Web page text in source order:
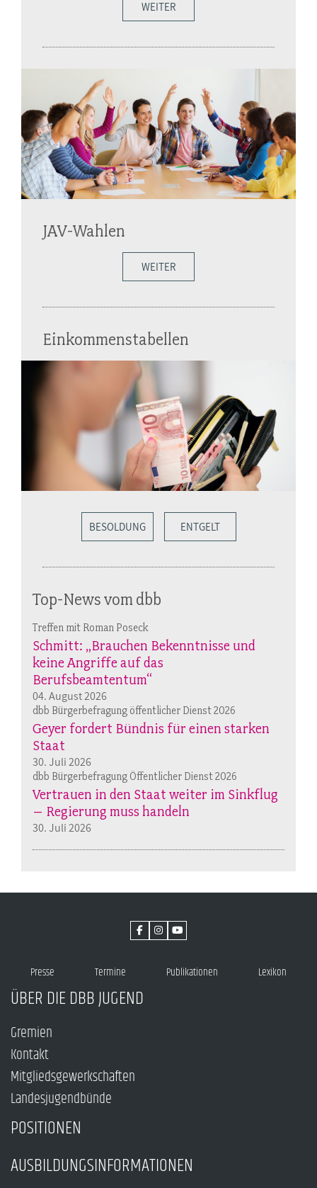
WEITER
JAV-Wahlen
WEITER
Einkommenstabellen
BESOLDUNG ENTGELT
Top-News vom dbb
Treffen mit Roman Poseck
Schmitt: „Brauchen Bekenntnisse und
keine Angriffe auf das
Berufsbeamtentum“
04. August 2026
dbb Bürgerbefragung öffentlicher Dienst 2026
Geyer fordert Bündnis für einen starken
Staat
30. Juli 2026
dbb Bürgerbefragung Öffentlicher Dienst 2026
Vertrauen in den Staat weiter im Sinkflug
– Regierung muss handeln
30. Juli 2026
Presse Termine Publikationen Lexikon
ÜBER DIE DBB JUGEND
Gremien
Kontakt
Mitgliedsgewerkschaften
Landesjugendbünde
POSITIONEN
AUSBILDUNGSINFORMATIONEN